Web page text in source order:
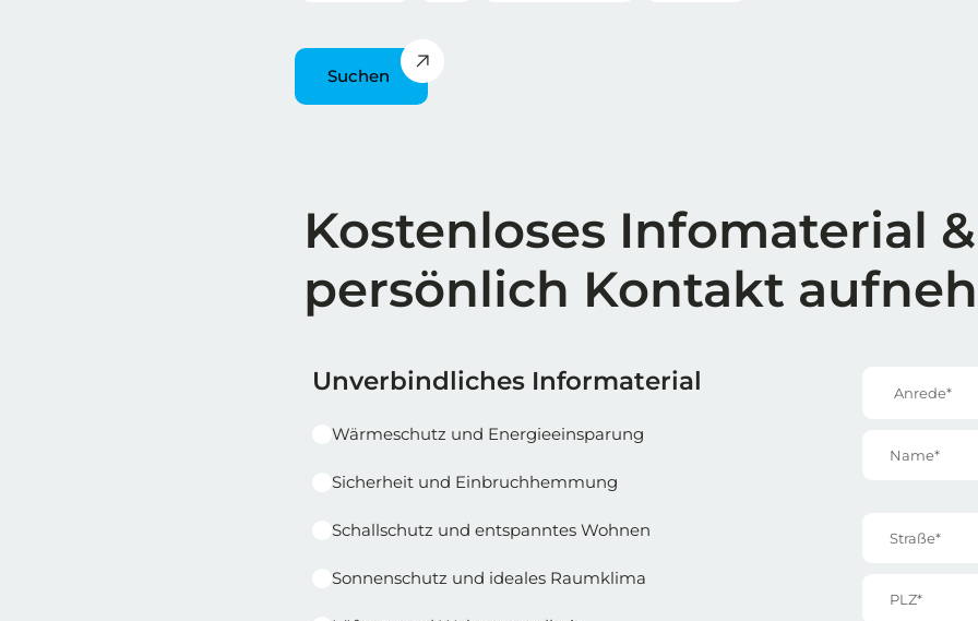
Suchen
Überschrift
Kostenloses Infomaterial &
persönlich Kontakt
Reihe 1
Reihe 1 | Spalte 1
Unverbindliches Informaterial
Wärmeschutz und Energieeinsparung
Sicherheit und Einbruchhemmung
Schallschutz und entspanntes Wohnen
Sonnenschutz und ideales Raumklima
Reihe 1 |